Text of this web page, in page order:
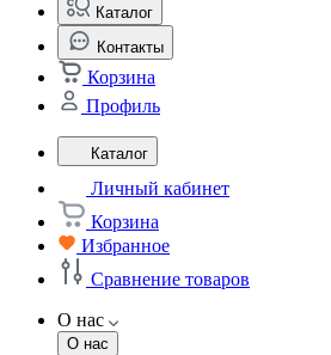
Каталог
Контакты
Корзина
Профиль
Каталог
Личный кабинет
Корзина
Избранное
Сравнение товаров
О нас
О нас